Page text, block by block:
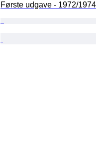
Første udgave - 1972/1974